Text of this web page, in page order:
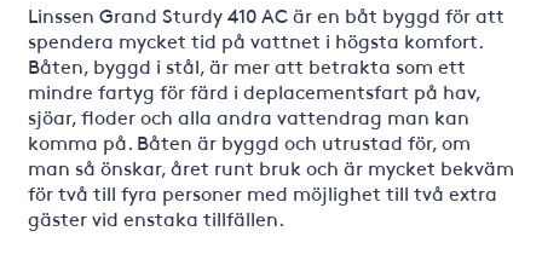
Linssen Grand Sturdy 410 AC är en båt byggd för att
spendera mycket tid på vattnet i högsta komfort.
Båten, byggd i stål, är mer att betrakta som ett
mindre fartyg för färd i deplacementsfart på hav,
sjöar, floder och alla andra vattendrag man kan
komma på. Båten är byggd och utrustad för, om
man så önskar, året runt bruk och är mycket bekväm
för två till fyra personer med möjlighet till två extra
gäster vid enstaka tillfällen.